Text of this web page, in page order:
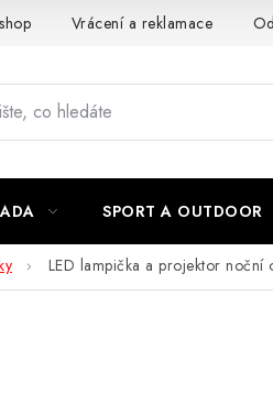
Vrácení a reklamace
SPORT A OUTDOOR
LED lampička a projektor noční